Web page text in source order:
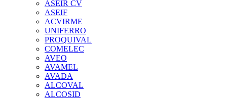
ASEIR CV
ASEIF
ACVIRME
UNIFERRO
PROQUIVAL
COMELEC
AVEO
AVAMEL
AVADA
ALCOVAL
ALCOSID